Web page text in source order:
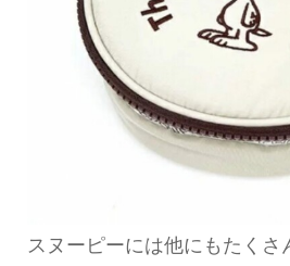
スヌーピーには他にもたくさ